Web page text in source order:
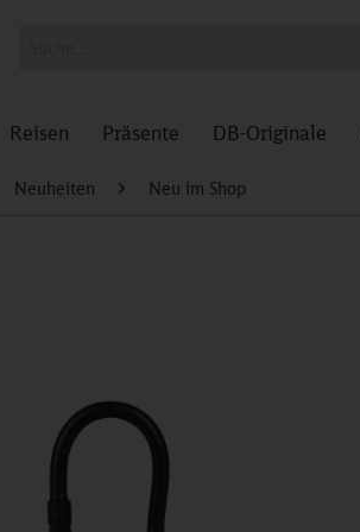
Reisen Präsente DB-Originale
Neuheiten Neu im Shop